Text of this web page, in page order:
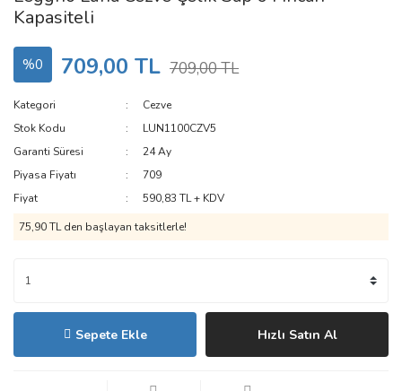
Kapasiteli
%0 709,00 TL 709,00 TL
Kategori
Cezve
Stok Kodu
LUN1100CZV5
Garanti Süresi
24 Ay
Piyasa Fiyatı
709
Fiyat
590,83 TL + KDV
75,90 TL den başlayan taksitlerle!
Sepete Ekle Hızlı Satın Al